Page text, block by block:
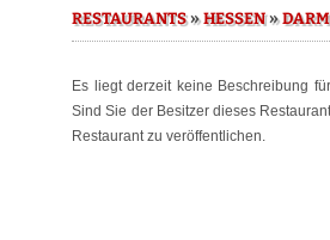
RESTAURANTS»HESSEN»
Es liegt derzeit keine Beschreibung
Sind Sie der Besitzer dieses
Restaurant zu veröffentlichen.